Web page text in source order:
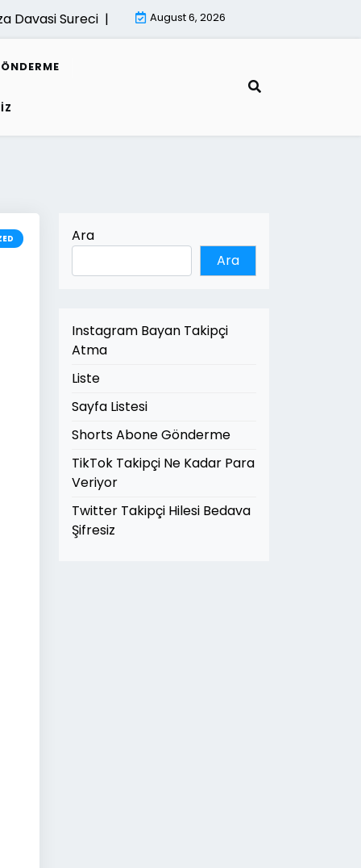
Sureci |İsletmeler İcin Dijital Donusum Rehberi |
August 6, 2026
Ara
Ara
Instagram Bayan Takipçi
Atma
Liste
Sayfa Listesi
Shorts Abone Gönderme
TikTok Takipçi Ne Kadar Para
Veriyor
Twitter Takipçi Hilesi Bedava
Şifresiz